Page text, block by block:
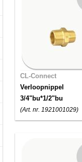
CL-Connect
Verloopnippel
3/4"bu*1/2"bu
(Art. nr. 1921001029)